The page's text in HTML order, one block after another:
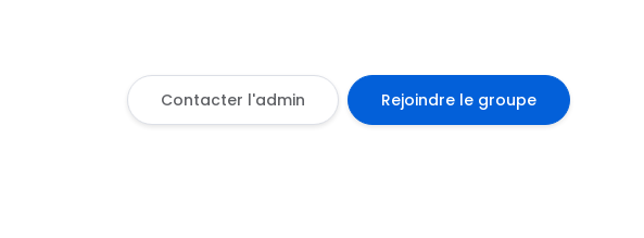
Contacter l'admin Rejoindre le groupe